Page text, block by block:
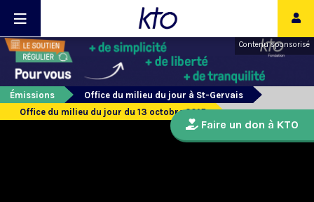
Contenu sponsorisé
Émissions
Office du milieu du jour à St-Gervais
Office du milieu du jour du 13 octobre 2015
Faire un don à KTO